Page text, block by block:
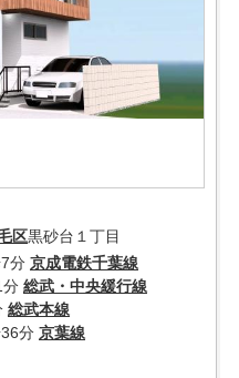
区黒砂台１丁目
分 京成電鉄千葉線
分 総武・中央緩行線
総武本線
分 京葉線